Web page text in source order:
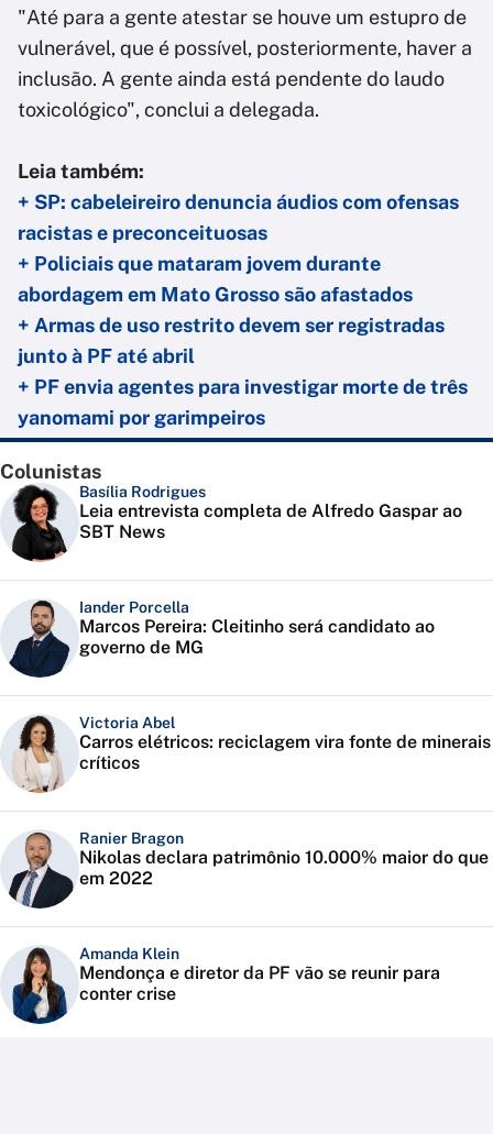
"Até para a gente atestar se houve um estupro de
vulnerável, que é possível, posteriormente, haver a
inclusão. A gente ainda está pendente do laudo
toxicológico", conclui a delegada.
Leia também:
+ SP: cabeleireiro denuncia áudios com ofensas
racistas e preconceituosas
+ Policiais que mataram jovem durante
abordagem em Mato Grosso são afastados
+ Armas de uso restrito devem ser registradas
junto à PF até abril
+ PF envia agentes para investigar morte de três
yanomami por garimpeiros
Colunistas
Basília Rodrigues
Leia entrevista completa de Alfredo Gaspar ao
SBT News
Iander Porcella
Marcos Pereira: Cleitinho será candidato ao
governo de MG
Victoria Abel
Carros elétricos: reciclagem vira fonte de minerais
críticos
Ranier Bragon
Nikolas declara patrimônio 10.000% maior do que
em 2022
Amanda Klein
Mendonça e diretor da PF vão se reunir para
conter crise